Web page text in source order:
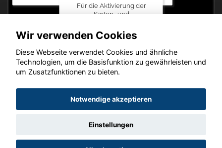
Für die Aktivierung der
Karten- und
Zustimmung zu den
Datenschutzrichtlinien vom
Drittanbieter Google LLC
erforderlich.
Zustimmen
und
aktivieren
Copyright © 2026. Autohaus Blunck
Wir verwenden Cookies
Diese Webseite verwendet Cookies und ähnliche
Technologien, um die Basisfunktion zu gewährleisten und
um Zusatzfunktionen zu bieten.
Notwendige akzeptieren
Einstellungen